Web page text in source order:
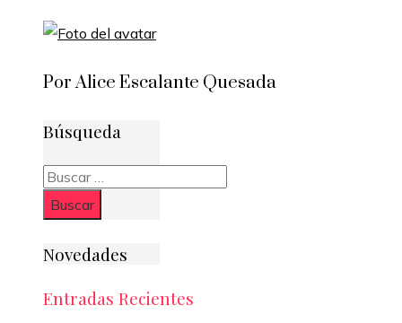
Por Alice Escalante Quesada
Búsqueda
Buscar:
Novedades
Entradas Recientes